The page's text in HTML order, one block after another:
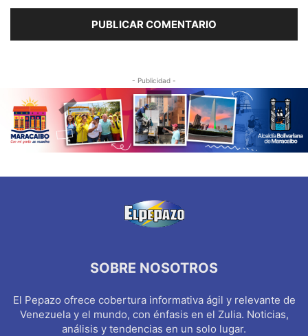
- Publicidad -
SOBRE NOSOTROS
El Pepazo ofrece cobertura informativa ágil y relevante de
Venezuela y el mundo, con énfasis en el Zulia. Noticias,
análisis y tendencias en un solo lugar.